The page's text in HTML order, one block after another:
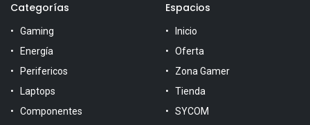
Categorías
Gaming
Energía
Perifericos
Laptops
Componentes
Espacios
Inicio
Oferta
Zona Gamer
Tienda
SYCOM